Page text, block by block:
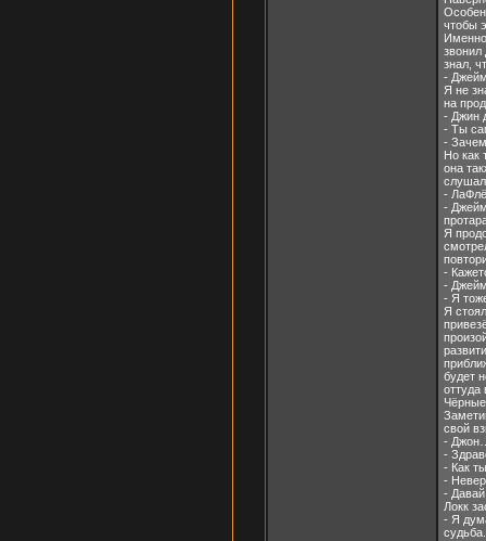
чтобы
знал,
-
Я не
на
- Джин
- Ты
-
Но как
она
-
-
Я
-
-
- Я
Я
будет
оттуда
свой
-
-
- Как
-
-
Локк
- Я